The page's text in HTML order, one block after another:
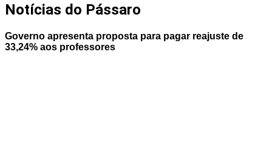
Notícias do Pássaro
Governo apresenta proposta para pagar reajuste de
33,24% aos professores